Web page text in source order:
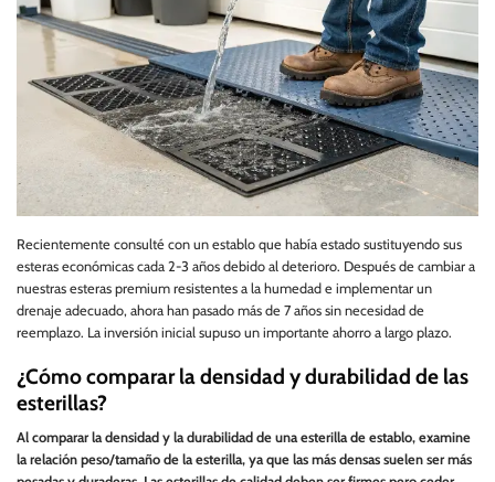
Recientemente consulté con un establo que había estado sustituyendo sus
esteras económicas cada 2-3 años debido al deterioro. Después de cambiar a
nuestras esteras premium resistentes a la humedad e implementar un
drenaje adecuado, ahora han pasado más de 7 años sin necesidad de
reemplazo. La inversión inicial supuso un importante ahorro a largo plazo.
¿Cómo comparar la densidad y durabilidad de las
esterillas?
Al comparar la densidad y la durabilidad de una esterilla de establo, examine
la relación peso/tamaño de la esterilla, ya que las más densas suelen ser más